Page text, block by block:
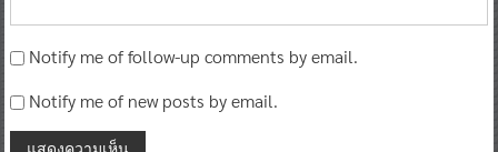
Notify me of follow-up comments by email.
Notify me of new posts by email.